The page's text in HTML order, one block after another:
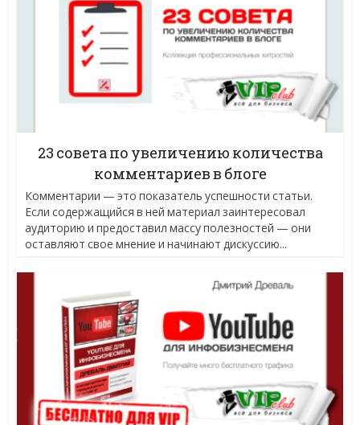
23 совета по увеличению количества
комментариев в блоге
Комментарии — это показатель успешности статьи.
Если содержащийся в ней материал заинтересовал
аудиторию и предоставил массу полезностей — они
оставляют свое мнение и начинают дискуссию...